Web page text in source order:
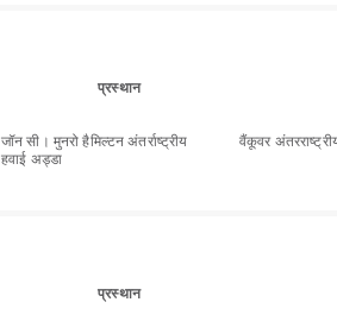
प्रस्थान
जॉन सी। मुनरो हैमिल्टन अंतर्राष्ट्रीय
हवाई अड्डा
वैंकूवर
प्रस्थान